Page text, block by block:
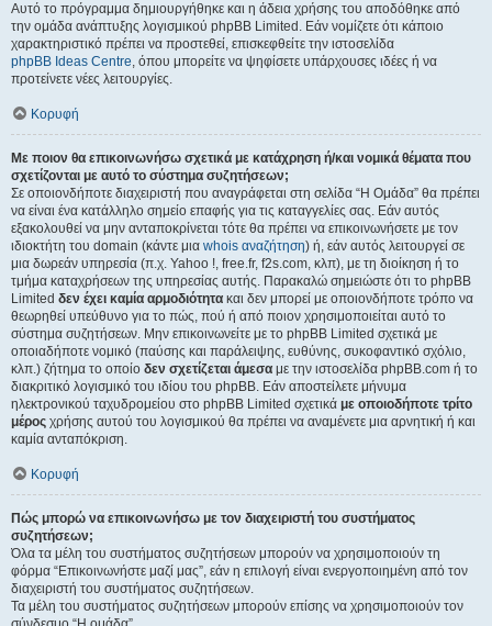
Αυτό το πρόγραμμα δημιουργήθηκε και η άδεια χρήσης του αποδόθηκε από
την ομάδα ανάπτυξης λογισμικού phpBB Limited. Εάν νομίζετε ότι κάποιο
χαρακτηριστικό πρέπει να προστεθεί, επισκεφθείτε την ιστοσελίδα
phpBB Ideas Centre, όπου μπορείτε να ψηφίσετε υπάρχουσες ιδέες ή να
προτείνετε νέες λειτουργίες.
Κορυφή
Με ποιον θα επικοινωνήσω σχετικά με κατάχρηση ή/και νομικά θέματα που
σχετίζονται με αυτό το σύστημα συζητήσεων;
Σε οποιονδήποτε διαχειριστή που αναγράφεται στη σελίδα “Η Ομάδα” θα πρέπει
να είναι ένα κατάλληλο σημείο επαφής για τις καταγγελίες σας. Εάν αυτός
εξακολουθεί να μην ανταποκρίνεται τότε θα πρέπει να επικοινωνήσετε με τον
ιδιοκτήτη του domain (κάντε μια whois αναζήτηση) ή, εάν αυτός λειτουργεί σε
μια δωρεάν υπηρεσία (π.χ. Yahoo !, free.fr, f2s.com, κλπ), με τη διοίκηση ή το
τμήμα καταχρήσεων της υπηρεσίας αυτής. Παρακαλώ σημειώστε ότι το phpBB
Limited δεν έχει καμία αρμοδιότητα και δεν μπορεί με οποιονδήποτε τρόπο να
θεωρηθεί υπεύθυνο για το πώς, πού ή από ποιον χρησιμοποιείται αυτό το
σύστημα συζητήσεων. Μην επικοινωνείτε με το phpBB Limited σχετικά με
οποιαδήποτε νομικό (παύσης και παράλειψης, ευθύνης, συκοφαντικό σχόλιο,
κλπ.) ζήτημα το οποίο δεν σχετίζεται άμεσα με την ιστοσελίδα phpBB.com ή το
διακριτικό λογισμικό του ιδίου του phpBB. Εάν αποστείλετε μήνυμα
ηλεκτρονικού ταχυδρομείου στο phpBB Limited σχετικά με οποιοδήποτε τρίτο
μέρος χρήσης αυτού του λογισμικού θα πρέπει να αναμένετε μια αρνητική ή και
καμία ανταπόκριση.
Κορυφή
Πώς μπορώ να επικοινωνήσω με τον διαχειριστή του συστήματος
συζητήσεων;
Όλα τα μέλη του συστήματος συζητήσεων μπορούν να χρησιμοποιούν τη
φόρμα “Επικοινωνήστε μαζί μας”, εάν η επιλογή είναι ενεργοποιημένη από τον
διαχειριστή του συστήματος συζητήσεων.
Τα μέλη του συστήματος συζητήσεων μπορούν επίσης να χρησιμοποιούν τον